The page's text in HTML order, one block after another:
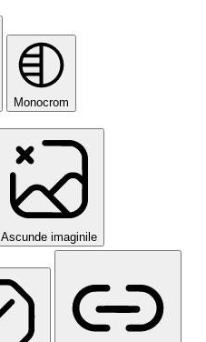
Monocrom
Ascunde imaginile